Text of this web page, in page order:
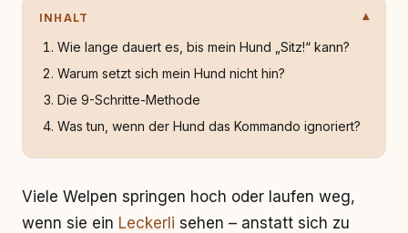
INHALT
Wie lange dauert es, bis mein Hund „Sitz!“ kann?
Warum setzt sich mein Hund nicht hin?
Die 9-Schritte-Methode
Was tun, wenn der Hund das Kommando ignoriert?
Viele Welpen springen hoch oder laufen weg,
wenn sie ein Leckerli sehen – anstatt sich zu